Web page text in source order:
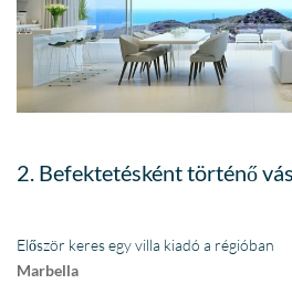
2. Befektetésként történő
Először keres egy villa kiadó a régióban
Marbella